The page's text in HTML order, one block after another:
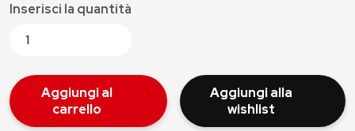
Inserisci la quantità
Aggiungi al
carrello
Aggiungi alla
wishlist